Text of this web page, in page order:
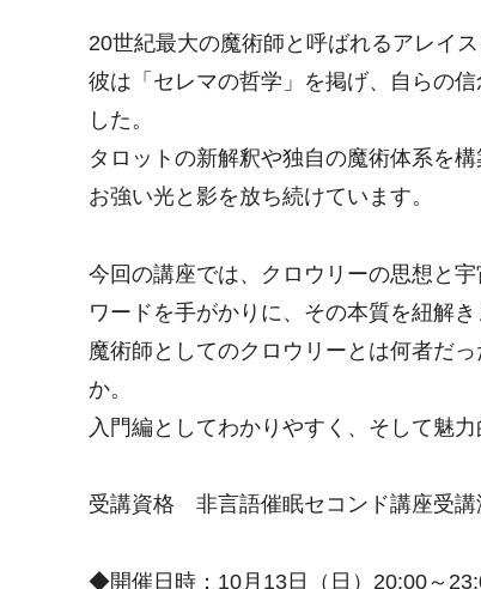
20世紀最大の魔術師と呼ばれるアレイス
彼は「セレマの哲学」を掲げ、自らの
した。
タロットの新解釈や独自の魔術体系を
お強い光と影を放ち続けています。
今回の講座では、クロウリーの思想と
ワードを手がかりに、その本質を紐解き
魔術師としてのクロウリーとは何者だ
か。
入門編としてわかりやすく、そして魅力
受講資格 非言語催眠セコンド講座受講
◆開催日時：10月13日（日）20:00～